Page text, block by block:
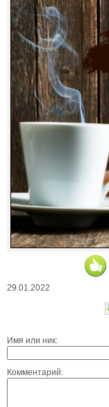
29.01.2022
Имя или ник:
Комментарий: